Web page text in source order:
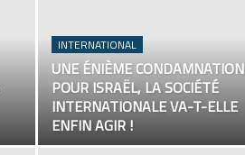
INTERNATIONAL
UNE ÉNIÈME CONDAMNATION
POUR ISRAËL, LA SOCIÉTÉ
INTERNATIONALE VA-T-ELLE
ENFIN AGIR !